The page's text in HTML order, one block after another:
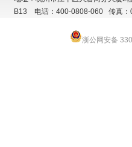
B13 电话：400-0808-060 传真：
浙公网安备